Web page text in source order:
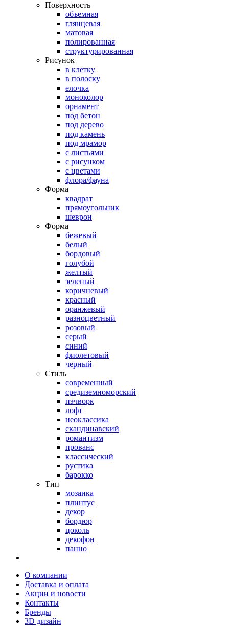
Поверхность
объемная
глянцевая
матовая
полированная
структурированная
Рисунок
в клетку
в полоску
елочка
моноколор
орнамент
под бетон
под дерево
под камень
под мрамор
с листьями
с рисунком
с цветами
флора/фауна
Форма
квадрат
прямоугольник
шеврон
Форма
бежевый
белый
бордовый
голубой
желтый
зеленый
коричневый
красный
оранжевый
разноцветный
розовый
серый
синий
фиолетовый
черный
Стиль
современный
средиземноморский
пэчворк
лофт
неоклассика
скандинавский
романтизм
прованс
классический
рустика
барокко
Тип
мозаика
плинтус
декор
бордюр
цоколь
декофон
панно
О компании
Доставка и оплата
Акции и новости
Контакты
Бренды
3D дизайн